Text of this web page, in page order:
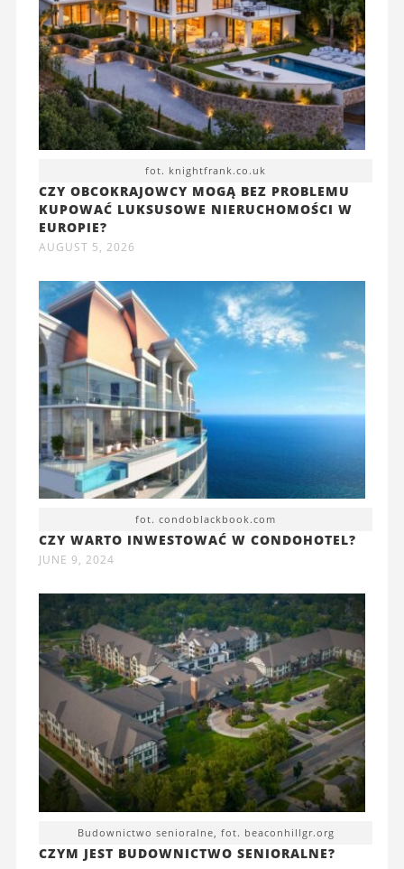
fot. knightfrank.co.uk
CZY OBCOKRAJOWCY MOGĄ BEZ PROBLEMU
KUPOWAĆ LUKSUSOWE NIERUCHOMOŚCI W
EUROPIE?
AUGUST 5, 2026
fot. condoblackbook.com
CZY WARTO INWESTOWAĆ W CONDOHOTEL?
JUNE 9, 2024
Budownictwo senioralne, fot. beaconhillgr.org
CZYM JEST BUDOWNICTWO SENIORALNE?